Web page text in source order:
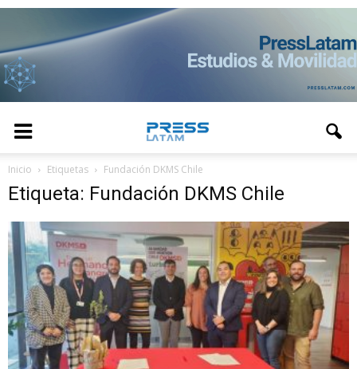
Inicio Etiquetas Fundación DKMS Chile
Etiqueta: Fundación DKMS Chile